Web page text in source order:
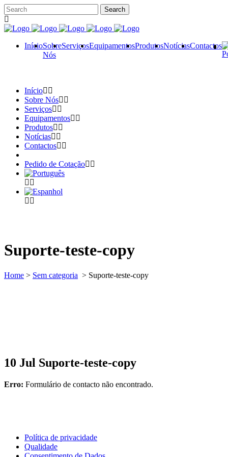
InícioSobre
Nós
ServiçosEquipamentosProdutosNotíciasContactos
Início
Sobre Nós
Serviços
Equipamentos
Produtos
Notícias
Contactos
Pedido de Cotação
Suporte-teste-copy
Home > Sem categoria > Suporte-teste-copy
10 Jul Suporte-teste-copy
Erro: Formulário de contacto não encontrado.
Política de privacidade
Qualidade